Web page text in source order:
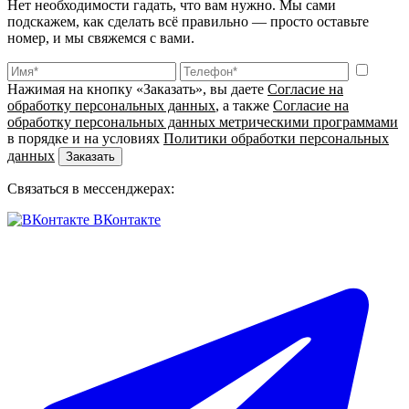
Нет необходимости гадать, что вам нужно. Мы сами
подскажем, как сделать всё правильно — просто оставьте
номер, и мы свяжемся с вами.
Нажимая на кнопку «Заказать», вы даете Согласие на
обработку персональных данных, а также Согласие на
обработку персональных данных метрическими программами
в порядке и на условиях Политики обработки персональных
данных
Заказать
Связаться в мессенджерах:
ВКонтакте